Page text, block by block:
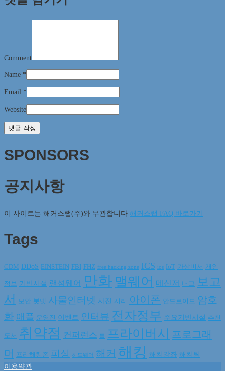
Comment
Name *
Email *
Website
SPONSORS
공지사항
이 사이트는 해커스랩(주)와 무관합니다 해커스랩 FAQ 바로가기
Tags
CDM DDoS EINSTEIN FBI FHZ free hacking zone ICS ios IoT 가상비서 개인
정보 기반시설 랜섬웨어 만화 맬웨어 메신저 버그
보고
서
보안 봇넷 사물인터넷 사진 시리 아이폰 안드로이드 암호
화 애플 운영진 이벤트 인터뷰 전자정부 주요기반시설 추천
도서 취약점 컨퍼런스 툴 프라이버시
프로그래
머
프리해킹존 피싱 하드웨어 해커 해킹 해킹강좌 해킹팀
이용약관